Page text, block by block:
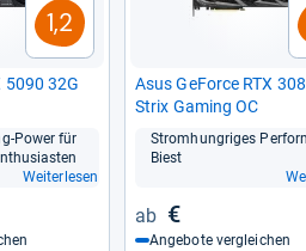
1,2
5090 32G
​Power für
Weiterlesen
Asus GeForce RTX
Strix Gaming OC
Strom­hung­ri­ges
Biest
€
Angebote vergleichen